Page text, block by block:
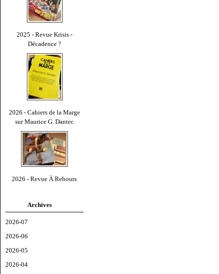
2025 - Revue Krisis -
Décadence ?
2026 - Cahiers de la Marge
sur Maurice G. Dantec
2026 - Revue À Rebours
Archives
2026-07
2026-06
2026-05
2026-04